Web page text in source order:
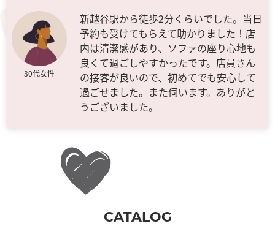
30代女性
新越谷駅から徒歩2分くらいでした。当日
予約も受けてもらえて助かりました！店
内は清潔感があり、ソファの座り心地も
良くて過ごしやすかったです。店員さん
の接客が良いので、初めてでも安心して
過ごせました。また伺います。ありがと
うございました。
CATALOG